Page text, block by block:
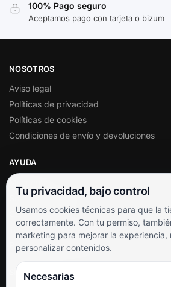
100% Pago seguro
Aceptamos pago con tarjeta o bizum
NOSOTROS
Aviso legal
Políticas de privacidad
Políticas de cookies
Condiciones de envío y devoluciones
AYUDA
Soporte al cliente
Contacto
Términos y condiciones
Preguntas frecuentes
SÍGUENOS
Tu privacidad, bajo control
Usamos cookies técnicas para que la
correctamente. Con tu permiso,
marketing para mejorar la experiencia,
personalizar contenidos.
Necesarias